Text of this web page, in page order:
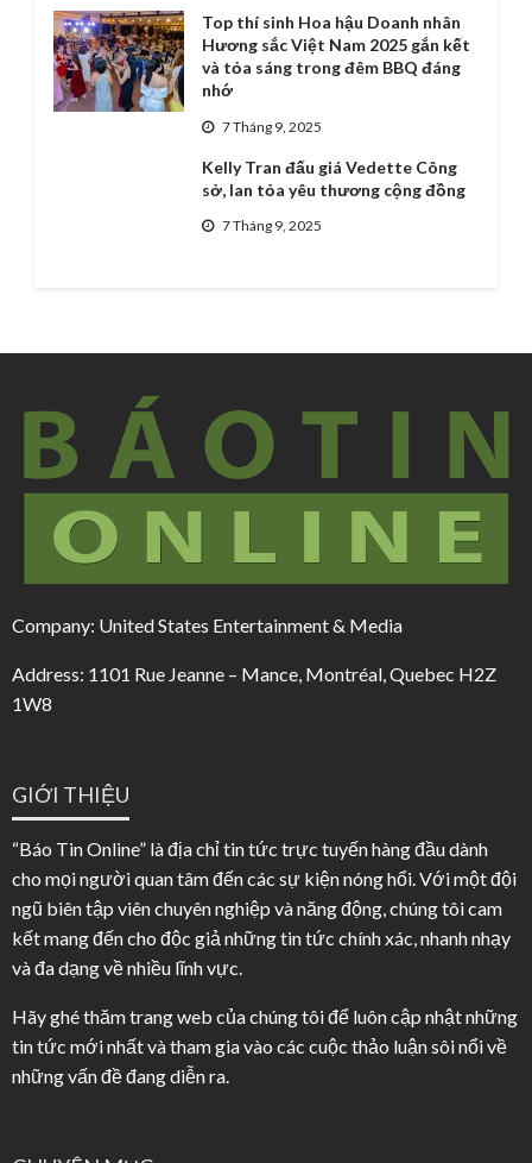
Top thí sinh Hoa hậu Doanh nhân
Hương sắc Việt Nam 2025 gắn kết
và tỏa sáng trong đêm BBQ đáng
nhớ
7 Tháng 9, 2025
Kelly Tran đấu giá Vedette Công
sở, lan tỏa yêu thương cộng đồng
7 Tháng 9, 2025
Company: United States Entertainment & Media
Address: 1101 Rue Jeanne – Mance, Montréal, Quebec H2Z
1W8
GIỚI THIỆU
“Báo Tin Online” là địa chỉ tin tức trực tuyến hàng đầu dành
cho mọi người quan tâm đến các sự kiện nóng hổi. Với một đội
ngũ biên tập viên chuyên nghiệp và năng động, chúng tôi cam
kết mang đến cho độc giả những tin tức chính xác, nhanh nhạy
và đa dạng về nhiều lĩnh vực.
Hãy ghé thăm trang web của chúng tôi để luôn cập nhật những
tin tức mới nhất và tham gia vào các cuộc thảo luận sôi nổi về
những vấn đề đang diễn ra.